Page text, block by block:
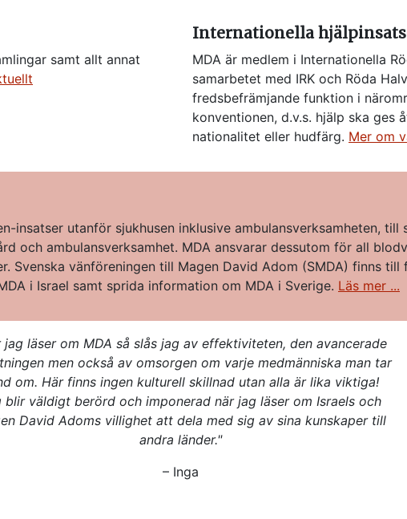
samt allt annat
Internationella
MDA är medlem i Internationella
samarbetet med IRK och Röda
fredsbefrämjande funktion i
konventionen, d.v.s. hjälp ska ges
nationalitet eller hudfärg. Mer om
insatser utanför sjukhusen inklusive ambulansverksamheten, till
och ambulansverksamhet. MDA ansvarar dessutom för all
Svenska vänföreningen till Magen David Adom (SMDA) finns
i Israel samt sprida information om MDA i Sverige. Läs mer ...
jag läser om MDA så slås jag av effektiviteten, den avancerade
men också av omsorgen om varje medmänniska man tar
om. Här finns ingen kulturell skillnad utan alla är lika viktiga!
blir väldigt berörd och imponerad när jag läser om Israels och
David Adoms villighet att dela med sig av sina kunskaper till
andra länder."
– Inga